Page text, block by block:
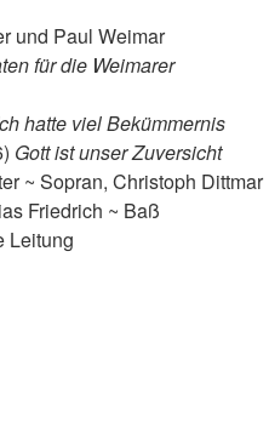
und Paul Weimar
für die Weimarer
hatte viel Bekümmernis
Gott ist unser Zuversicht
~ Sopran, Christoph Dittmar
Friedrich ~ Baß
Leitung